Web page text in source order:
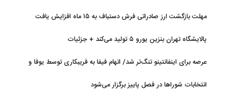
مهلت بازگشت ارز صادراتی فرش دستباف به ۱۵ ماه افزایش یافت
پالایشگاه تهران بنزین یورو ۵ تولید می‌کند + جزئیات
عرصه برای اینفانتینو تنگ‌تر شد/ اتهام فیفا به فریبکاری توسط یوفا و
انتخابات شوراها در فصل پاییز برگزار می‌شود